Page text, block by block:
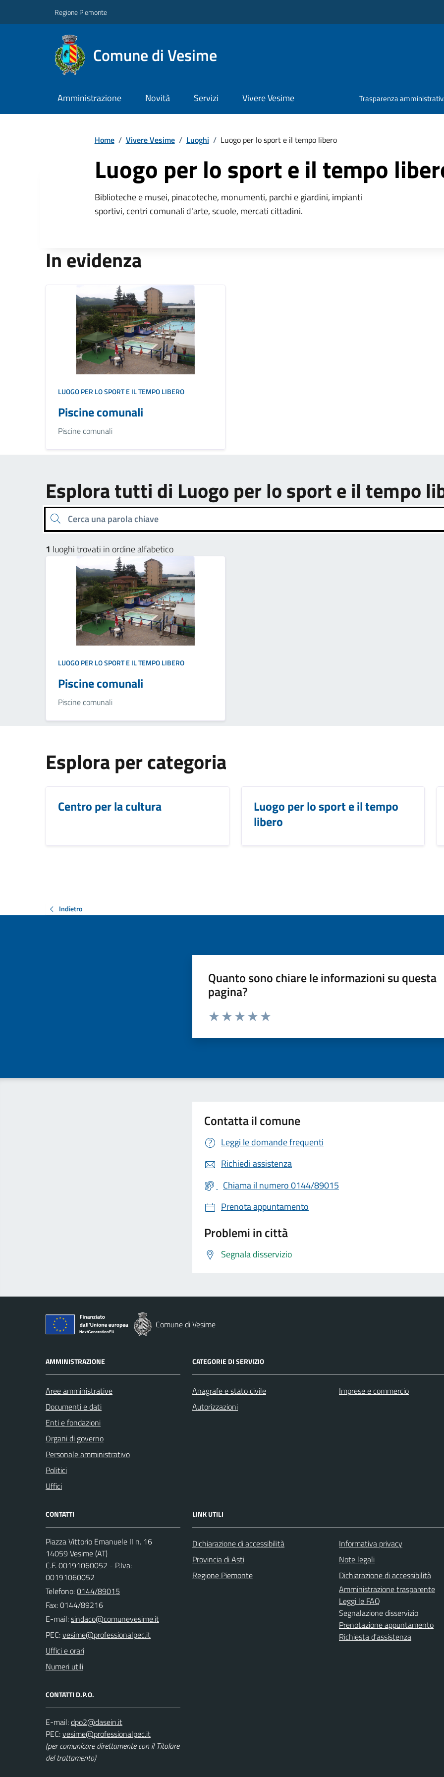
Regione Piemonte
Comune di Vesime
Amministrazione Novità Servizi Vivere Vesime Trasparenza
Home / Vivere Vesime / Luoghi / Luogo per lo sport e il tempo libero
Luogo per lo sport e il tempo
Biblioteche e musei, pinacoteche, monumenti, parchi e giardini, impianti
sportivi, centri comunali d'arte, scuole, mercati cittadini.
In evidenza
LUOGO PER LO SPORT E IL TEMPO LIBERO
Piscine comunali
Piscine comunali
Esplora tutti di Luogo per lo sport e il tempo
Cerca una parola chiave
1 luoghi trovati in ordine alfabetico
LUOGO PER LO SPORT E IL TEMPO LIBERO
Piscine comunali
Piscine comunali
Esplora per categoria
Centro per la cultura
Luogo per lo sport e il tempo
libero
Indietro
Quanto sono chiare le informazioni su questa
pagina?
Valuta da 1 a 5 stelle la pagina
Contatta il comune
Leggi le domande frequenti
Richiedi assistenza
Chiama il numero 0144/89015
Prenota appuntamento
Problemi in città
Segnala disservizio
Comune di Vesime
AMMINISTRAZIONE
Aree amministrative
Documenti e dati
Enti e fondazioni
Organi di governo
Personale amministrativo
Politici
Uffici
CATEGORIE DI SERVIZIO
Anagrafe e stato civile
Autorizzazioni
Imprese e commercio
CONTATTI
Piazza Vittorio Emanuele II n. 16
14059 Vesime (AT)
C.F. 00191060052 - P.Iva:
00191060052
Telefono:0144/89015
Fax: 0144/89216
E-mail:
PEC:
Uffici e orari
Numeri utili
CONTATTI D.P.O.
E-mail:
PEC:
(per comunicare direttamente con il Titolare
del trattamento)
LINK UTILI
Dichiarazione di accessibilità
Provincia di Asti
Regione Piemonte
Informativa privacy
Note legali
Dichiarazione di accessibilità
Amministrazione trasparente
Leggi le FAQ
Segnalazione disservizio
Prenotazione appuntamento
Richiesta d'assistenza